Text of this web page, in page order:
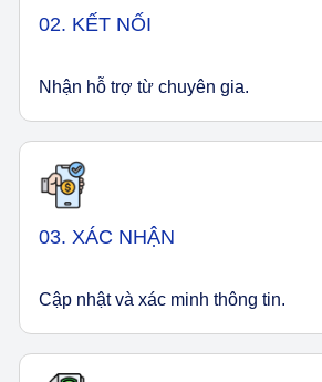
02. KẾT NỐI
Nhận hỗ trợ từ chuyên gia.
03. XÁC NHẬN
Cập nhật và xác minh thông tin.